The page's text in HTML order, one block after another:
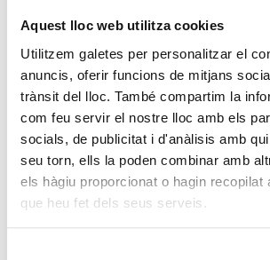
Aquest lloc web utilitza cookies
Utilitzem galetes per personalitzar el
anuncis, oferir funcions de mitjans
trànsit del lloc. També compartim la
com feu servir el nostre lloc amb els
socials, de publicitat i d'anàlisis amb
seu torn, ells la poden combinar amb
els hàgiu proporcionat o hagin recopilat
que heu fet dels seus serveis.